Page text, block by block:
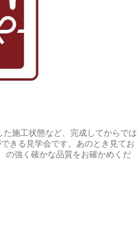
施工状態など、完成してからでは
きる見学会です。あのとき見てお
の強く確かな品質をお確かめくだ